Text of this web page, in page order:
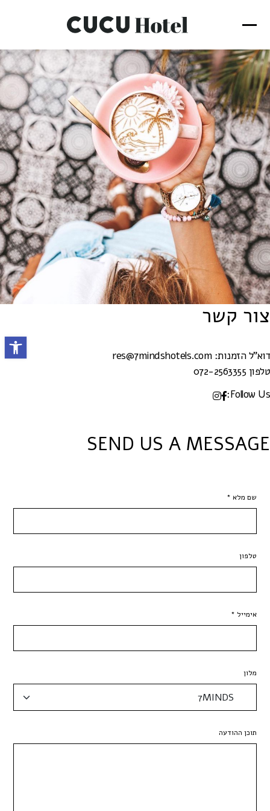
פתח סרגל
צור קשר
דוא"ל הזמנות:res@7mindshotels.com
טלפון 072-2563355
Follow Us:
SEND US A MESSAGE
שם מלא *
טלפון
אימייל *
מלון
תוכן ההודעה